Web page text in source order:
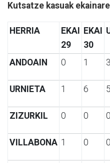
Kutsatze kasuak
HERRIA
EKAI
29
EKAI
30
ANDOAIN 0 1 3
URNIETA 1 6 5
ZIZURKIL 0 0 0
VILLABONA 1 0 0